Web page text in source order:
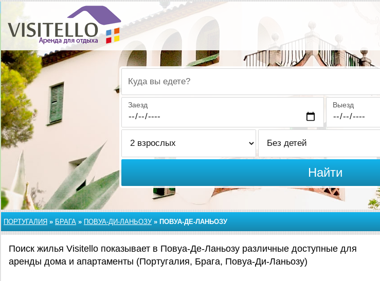
Куда вы едете?
Заезд Выезд
Найти
ПОРТУГАЛИЯ » БРАГА » ПОВУА-ДИ-ЛАНЬОЗУ» ПОВУА-ДЕ-ЛАНЬОЗУ
Поиск жилья Visitello показывает в Повуа-Де-Ланьозу различные доступные для
аренды дома и апартаменты (Португалия, Брага, Повуа-Ди-Ланьозу)